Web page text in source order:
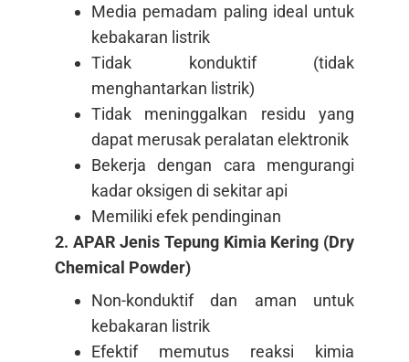
Media pemadam paling ideal untuk
kebakaran listrik
Tidak konduktif (tidak
menghantarkan listrik)
Tidak meninggalkan residu yang
dapat merusak peralatan elektronik
Bekerja dengan cara mengurangi
kadar oksigen di sekitar api
Memiliki efek pendinginan
2. APAR Jenis Tepung Kimia Kering (Dry
Chemical Powder)
Non-konduktif dan aman untuk
kebakaran listrik
Efektif memutus reaksi kimia